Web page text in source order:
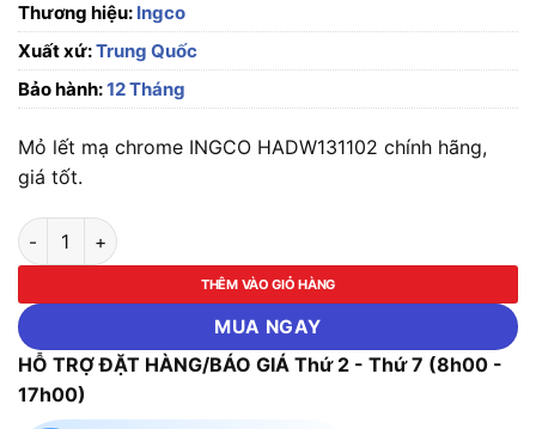
Thương hiệu: Ingco
Xuất xứ:Trung Quốc
Bảo hành:12 Tháng
Mỏ lết mạ chrome INGCO HADW131102 chính hãng,
giá tốt.
Mỏ lết mạ chrome INGCO HADW131102 số lượng
THÊM VÀO GIỎ HÀNG
MUA NGAY
HỖ TRỢ ĐẶT HÀNG/BÁO GIÁ Thứ 2 - Thứ 7 (8h00 -
17h00)